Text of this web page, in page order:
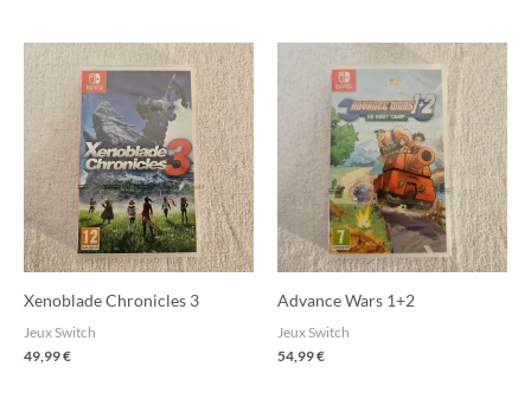
Xenoblade Chronicles 3
Jeux Switch
49,99€
Advance Wars 1+2
Jeux Switch
54,99€